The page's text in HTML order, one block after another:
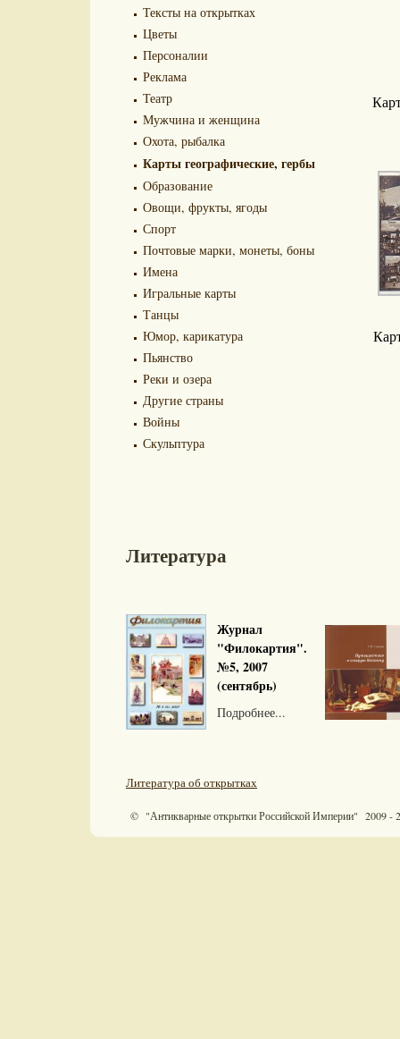
Тексты на открытках
Цветы
Персоналии
Реклама
Театр
Мужчина и женщина
Охота, рыбалка
Карты географические, гербы
Образование
Овощи, фрукты, ягоды
Спорт
Почтовые марки, монеты, боны
Имена
Игральные карты
Танцы
Юмор, карикатура
Пьянство
Реки и озера
Другие страны
Войны
Скульптура
Литература
Журнал
"Филокартия".
№5, 2007
(сентябрь)
Подробнее...
Литература об открытках
© "Антикварные открытки Российской Империи" 2009 -